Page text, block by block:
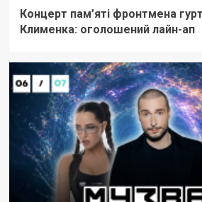
Концерт пам’яті фронтмена
Клименка: оголошений лайн-ап